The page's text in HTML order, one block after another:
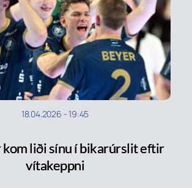
18.04.2026 -19:45
liði sínu í bikarúrslit eftir
vítakeppni